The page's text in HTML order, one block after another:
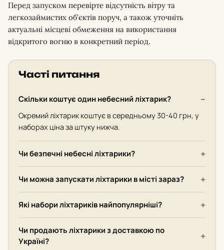
Перед запуском перевірте відсутність вітру та
легкозаймистих об'єктів поруч, а також уточніть
актуальні місцеві обмеження на використання
відкритого вогню в конкретний період.
Часті питання
Скільки коштує один небесний ліхтарик?
Окремий ліхтарик коштує в середньому 30-40 грн, у
наборах ціна за штуку нижча.
Чи безпечні небесні ліхтарики?
Чи можна запускати ліхтарики в місті зараз?
Які набори ліхтариків найпопулярніші?
Чи продають ліхтарики з доставкою по
Україні?